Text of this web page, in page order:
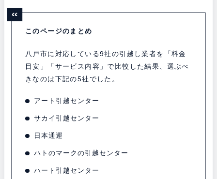
このページのまとめ
八戸市に対応している9社の引越し業者を「料金
目安」「サービス内容」で比較した結果、選ぶべ
きなのは下記の5社でした。
アート引越センター
サカイ引越センター
日本通運
ハトのマークの引越センター
ハート引越センター